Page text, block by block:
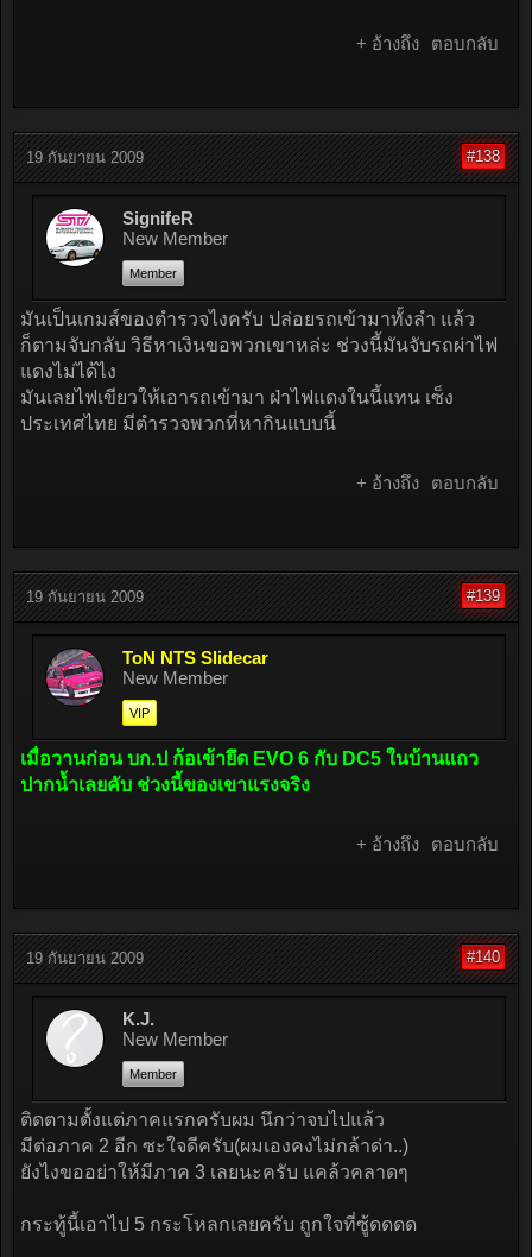
+ อ้างถึง ตอบกลับ
19 กันยายน 2009 #138
SignifeR
New Member
Member
มันเป็นเกมส์ของตำรวจไงครับ ปล่อยรถเข้ามาทั้งลำ แล้ว
ก็ตามจับกลับ วิธีหาเงินขอพวกเขาหล่ะ ช่วงนี้มันจับรถผ่าไฟ
แดงไม่ได้ไง
มันเลยไฟเขียวให้เอารถเข้ามา ฝ่าไฟแดงในนี้แทน เซ็ง
ประเทศไทย มีตำรวจพวกที่หากินแบบนี้
+ อ้างถึง ตอบกลับ
19 กันยายน 2009 #139
ToN NTS Slidecar
New Member
VIP
เมื่อวานก่อน บก.ป ก้อเข้ายึด EVO 6 กับ DC5 ในบ้านแถว
ปากน้ำเลยคับ ช่วงนี้ของเขาแรงจริง
+ อ้างถึง ตอบกลับ
19 กันยายน 2009 #140
K.J.
New Member
Member
ติดตามตั้งแต่ภาคแรกครับผม นึกว่าจบไปแล้ว
มีต่อภาค 2 อีก ซะใจดีครับ(ผมเองคงไม่กล้าด่า..)
ยังไงขออย่าให้มีภาค 3 เลยนะครับ แคล้วคลาดๆ
กระทู้นี้เอาไป 5 กระโหลกเลยครับ ถูกใจที่ซู้ดดดด